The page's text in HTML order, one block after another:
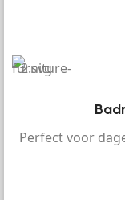
Perfect voor